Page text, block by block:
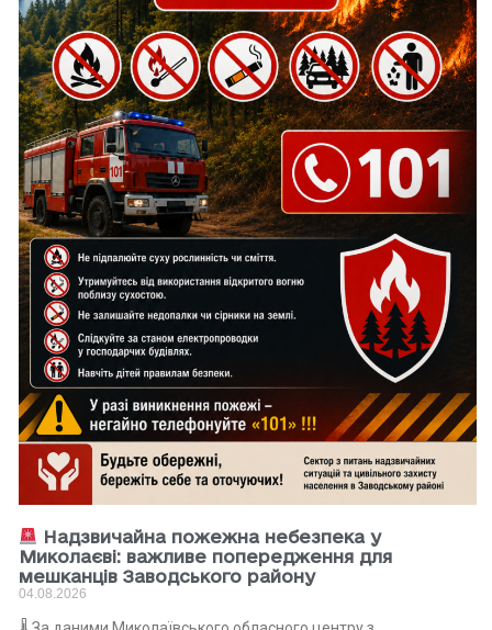
Надзвичайна пожежна небезпека у
Миколаєві: важливе попередження для
мешканців Заводського району
04.08.2026